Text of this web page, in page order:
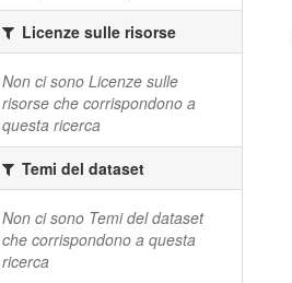
Licenze sulle risorse
Non ci sono Licenze sulle
risorse che corrispondono a
questa ricerca
Temi del dataset
Non ci sono Temi del dataset
che corrispondono a questa
ricerca